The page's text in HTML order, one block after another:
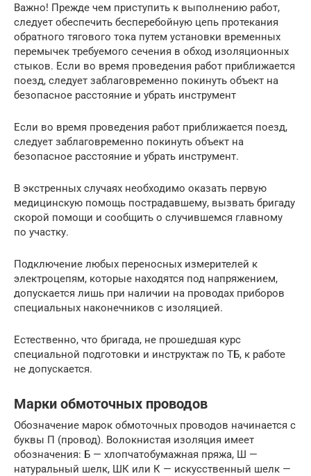
Важно! Прежде чем приступить к выполнению работ,
следует обеспечить бесперебойную цепь протекания
обратного тягового тока путем установки временных
перемычек требуемого сечения в обход изоляционных
стыков. Если во время проведения работ приближается
поезд, следует заблаговременно покинуть объект на
безопасное расстояние и убрать инструмент
Если во время проведения работ приближается поезд,
следует заблаговременно покинуть объект на
безопасное расстояние и убрать инструмент.
В экстренных случаях необходимо оказать первую
медицинскую помощь пострадавшему, вызвать бригаду
скорой помощи и сообщить о случившемся главному
по участку.
Подключение любых переносных измерителей к
электроцепям, которые находятся под напряжением,
допускается лишь при наличии на проводах приборов
специальных наконечников с изоляцией.
Естественно, что бригада, не прошедшая курс
специальной подготовки и инструктаж по ТБ, к работе
не допускается.
Марки обмоточных проводов
Обозначение марок обмоточных проводов начинается с
буквы П (провод). Волокнистая изоляция имеет
обозначения: Б — хлопчатобумажная пряжа, Ш —
натуральный шелк, ШК или К — искусственный шелк —